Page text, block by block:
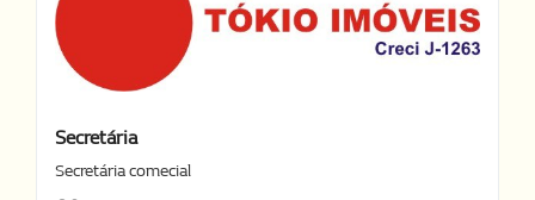
Secretária
Secretária comecial